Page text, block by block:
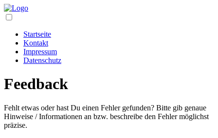
Startseite
Kontakt
Impressum
Datenschutz
Feedback
Fehlt etwas oder hast Du einen Fehler gefunden? Bitte gib genaue
Hinweise / Informationen an bzw. beschreibe den Fehler möglichst
präzise.